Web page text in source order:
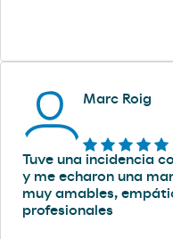
Marc Roig
Tuve una incidencia
y me echaron una
muy amables,
profesionales